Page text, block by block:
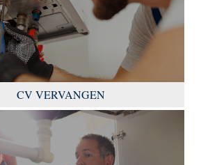
CV VERVANGEN